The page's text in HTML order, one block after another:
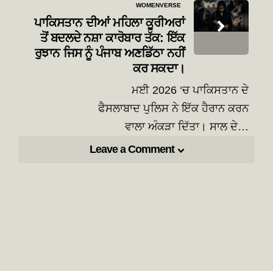
WOMENVERSE
ਪਾਕਿਸਤਾਨ ਦੀਆਂ ਮਹਿਲਾ ਕੂਰੀਅਰਾਂ
ਤੋਂ ਬਦਲਦੇ ਨਸ਼ਾ ਕਾਰੋਬਾਰ ਤੱਕ: ਇੱਕ
ਰੁਝਾਨ ਜਿਸ ਨੂੰ ਪੰਜਾਬ ਅਣਡਿੱਠਾ ਨਹੀਂ
ਕਰ ਸਕਦਾ।
ਮਈ 2026 ‘ਚ ਪਾਕਿਸਤਾਨ ਦੇ
ਫੈਸਲਾਬਾਦ ਪੁਲਿਸ ਨੇ ਇੱਕ ਹੈਰਾਨ ਕਰਨ
ਵਾਲਾ ਅੰਕੜਾ ਦਿੱਤਾ। ਸਾਲ ਦੇ…
Leave a Comment